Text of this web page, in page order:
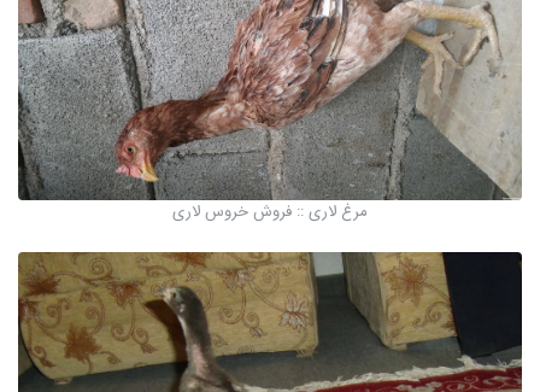
مرغ لاری :: فروش خروس لاری